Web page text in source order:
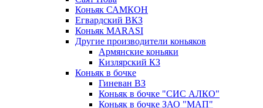
Коньяк САМКОН
Егвардский ВКЗ
Коньяк MARASI
Другие производители коньяков
Армянские коньяки
Кизлярский КЗ
Коньяк в бочке
Гиневан ВЗ
Коньяк в бочке "СИС АЛКО"
Коньяк в бочке ЗАО "МАП"